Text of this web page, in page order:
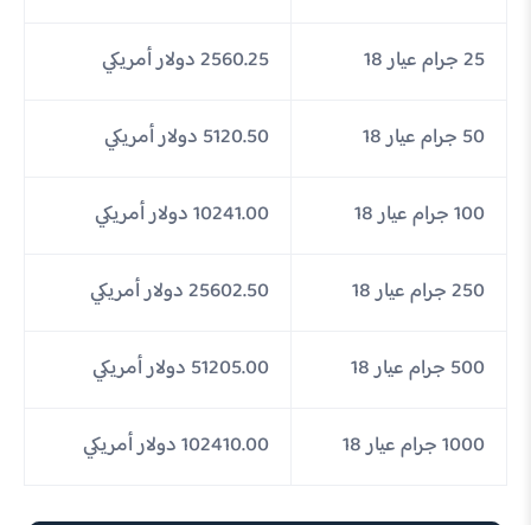
25 جرام عيار 18 2560.25 دولار أمريكي
50 جرام عيار 18 5120.50 دولار أمريكي
100 جرام عيار 18 10241.00 دولار أمريكي
250 جرام عيار 18 25602.50 دولار أمريكي
500 جرام عيار 18 51205.00 دولار أمريكي
1000 جرام عيار 18 102410.00 دولار أمريكي